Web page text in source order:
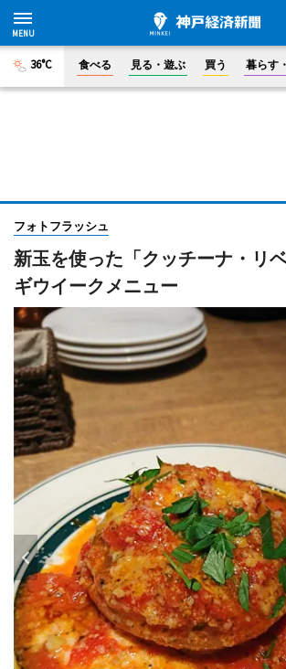
36°C 食べる 見る・遊ぶ 買う 暮らす
フォトフラッシュ
新玉を使った「クッチーナ・リ
ギウイークメニュー